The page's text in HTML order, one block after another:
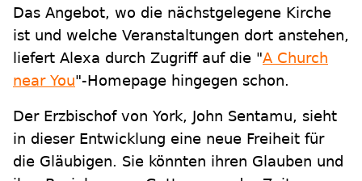
Das Angebot, wo die nächstgelegene Kirche
ist und welche Veranstaltungen dort anstehen,
liefert Alexa durch Zugriff auf die "A Church
near You"-Homepage hingegen schon.
Der Erzbischof von York, John Sentamu, sieht
in dieser Entwicklung eine neue Freiheit für
die Gläubigen. Sie könnten ihren Glauben und